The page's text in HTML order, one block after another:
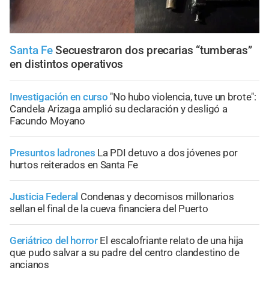
Santa Fe Secuestraron dos precarias “tumberas”
en distintos operativos
Investigación en curso "No hubo violencia, tuve un brote":
Candela Arizaga amplió su declaración y desligó a
Facundo Moyano
Presuntos ladrones La PDI detuvo a dos jóvenes por
hurtos reiterados en Santa Fe
Justicia Federal Condenas y decomisos millonarios
sellan el final de la cueva financiera del Puerto
Geriátrico del horror El escalofriante relato de una hija
que pudo salvar a su padre del centro clandestino de
ancianos